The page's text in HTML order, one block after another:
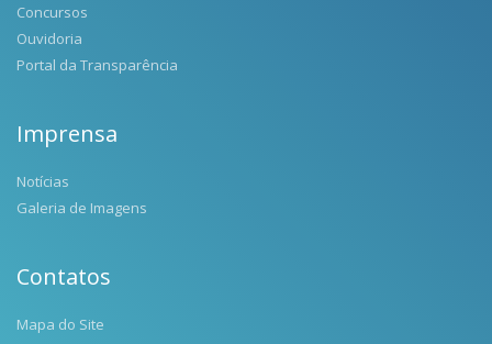
Concursos
Ouvidoria
Portal da Transparência
Imprensa
Notícias
Galeria de Imagens
Contatos
Mapa do Site